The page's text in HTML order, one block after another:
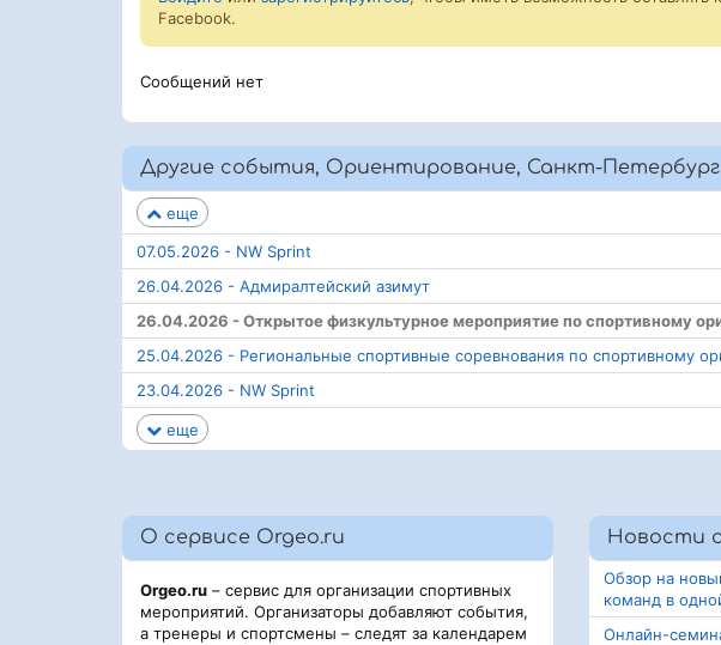
Facebook.
Сообщений нет
Другие события, Ориентирование, Санкт-Петербург
еще
07.05.2026 - NW Sprint
26.04.2026 - Адмиралтейский азимут
26.04.2026 - Открытое физкультурное мероприятие по спортивному
25.04.2026 - Региональные спортивные соревнования по спортивному
23.04.2026 - NW Sprint
еще
О сервисе Orgeo.ru
Orgeo.ru – сервис для организации спортивных
мероприятий. Организаторы добавляют события,
а тренеры и спортсмены – следят за календарем
Новости
Обзор на
команд в
Онлайн-